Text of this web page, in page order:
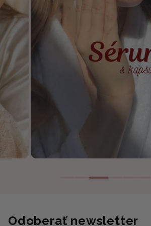
Odoberať newsletter